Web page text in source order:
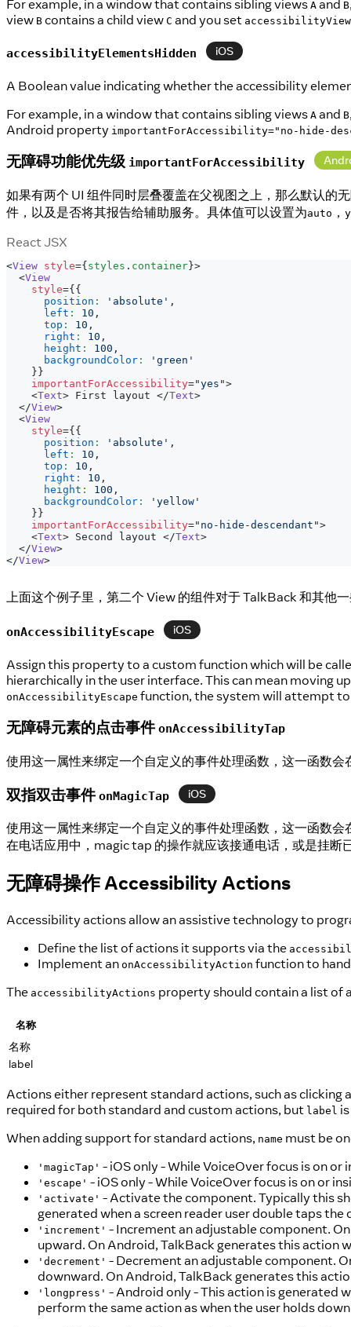
For example, in a window that contains sibling views A and B
view B contains a child view C and you set
accessibilityElementsHidden iOS
A Boolean value indicating whether the accessibility
For example, in a window that contains sibling views A and B
Android property importantForAccessibility="no-hide-
无障碍功能优先级 importantForAccessibility
如果有两个 UI 组件同时层叠覆盖在父视图之上，那么默认的
件，以及是否将其报告给辅助服务。具体值可以设置为auto ，
React JSX
<View style={ styles . container }>
<View
style={ {
position : 'absolute' ,
left : 10 ,
top : 10 ,
right : 10 ,
height : 100 ,
backgroundColor :
'green'
} }
importantForAccessibility="yes ">
<Text> First layout </Text>
</View>
<View
style={ {
position : 'absolute' ,
left : 10 ,
top : 10 ,
right : 10 ,
height : 100 ,
backgroundColor :
'yellow'
} }
importantForAccessibility=" no-hide-descendant ">
<Text> Second layout </Text>
</View>
</View>
上面这个例子里，第二个 View 的组件对于 TalkBack 和其他
onAccessibilityEscape iOS
Assign this property to a custom function which will be
hierarchically in the user interface. This can mean moving
onAccessibilityEscape function, the system will attempt to
无障碍元素的点击事件 onAccessibilityTap
使用这一属性来绑定一个自定义的事件处理函数，这一函数
双指双击事件 onMagicTap iOS
使用这一属性来绑定一个自定义的事件处理函数，这一函数
在电话应用中，magic tap 的操作就应该接通电话，或是挂断
无障碍操作 Accessibility Actions
Accessibility actions allow an assistive technology to
Define the list of actions it supports via the
Implement an onAccessibilityAction function to
The accessibilityActions property should contain a list of
名称
名称
label
Actions either represent standard actions, such as
required for both standard and custom actions, but label
When adding support for standard actions, name must be
'magicTap' - iOS only - While VoiceOver focus is on
'escape' - iOS only - While VoiceOver focus is on or
'activate' - Activate the component. Typically this
generated when a screen reader user double taps the
'increment' - Increment an adjustable component.
upward. On Android, TalkBack generates this action
'decrement' - Decrement an adjustable component.
downward. On Android, TalkBack generates this
'longpress' - Android only - This action is generated
perform the same action as when the user holds